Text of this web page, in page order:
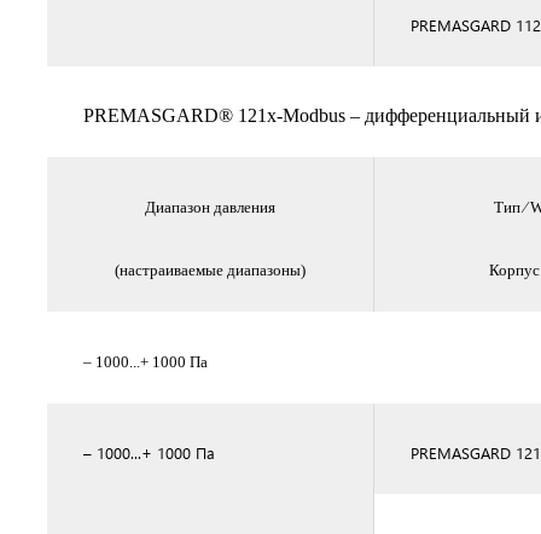
PREMASGARD
PREMASGARD® 121x-Modbus – дифференциальный
Диапазон давления
(настраиваемые диапазоны)
Тип ⁄
– 1000...+ 1000 Па
– 1000...+ 1000 Па PREMASGARD